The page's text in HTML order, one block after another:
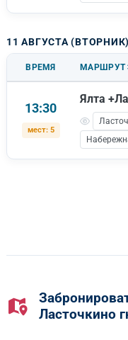
11 АВГУСТА (ВТОРНИК)
ВРЕМЯ МАРШРУТ
13:30
мест: 5
Ялта
Ласточкино